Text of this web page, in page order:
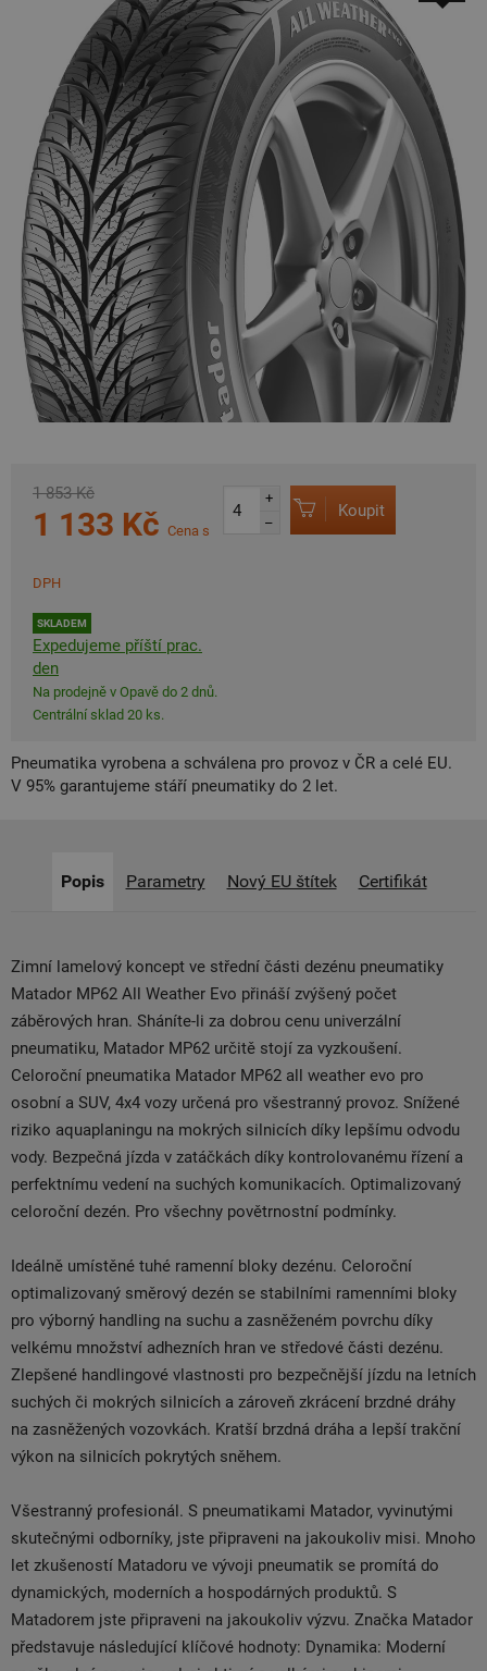
1 853 Kč
1 133 Kč Cena s
DPH
SKLADEM
Expedujeme příští prac.
den
Na prodejně v Opavě do 2 dnů.
Centrální sklad 20 ks.
+
–
Koupit
Pneumatika vyrobena a schválena pro provoz v ČR a celé EU.
V 95% garantujeme stáří pneumatiky do 2 let.
Popis Parametry Nový EU štítek Certifikát
Zimní lamelový koncept ve střední části dezénu pneumatiky
Matador MP62 All Weather Evo přináší zvýšený počet
záběrových hran. Sháníte-li za dobrou cenu univerzální
pneumatiku, Matador MP62 určitě stojí za vyzkoušení.
Celoroční pneumatika Matador MP62 all weather evo pro
osobní a SUV, 4x4 vozy určená pro všestranný provoz. Snížené
riziko aquaplaningu na mokrých silnicích díky lepšímu odvodu
vody. Bezpečná jízda v zatáčkách díky kontrolovanému řízení a
perfektnímu vedení na suchých komunikacích. Optimalizovaný
celoroční dezén. Pro všechny povětrnostní podmínky.
Ideálně umístěné tuhé ramenní bloky dezénu. Celoroční
optimalizovaný směrový dezén se stabilními ramenními bloky
pro výborný handling na suchu a zasněženém povrchu díky
velkému množství adhezních hran ve středové části dezénu.
Zlepšené handlingové vlastnosti pro bezpečnější jízdu na letních
suchých či mokrých silnicích a zároveň zkrácení brzdné dráhy
na zasněžených vozovkách. Kratší brzdná dráha a lepší trakční
výkon na silnicích pokrytých sněhem.
Všestranný profesionál. S pneumatikami Matador, vyvinutými
skutečnými odborníky, jste připraveni na jakoukoliv misi. Mnoho
let zkušeností Matadoru ve vývoji pneumatik se promítá do
dynamických, moderních a hospodárných produktů. S
Matadorem jste připraveni na jakoukoliv výzvu. Značka Matador
představuje následující klíčové hodnoty: Dynamika: Moderní